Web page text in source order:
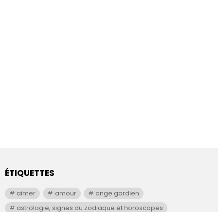
ÉTIQUETTES
aimer amour
ange gardien
astrologie, signes du zodiaque et horoscopes